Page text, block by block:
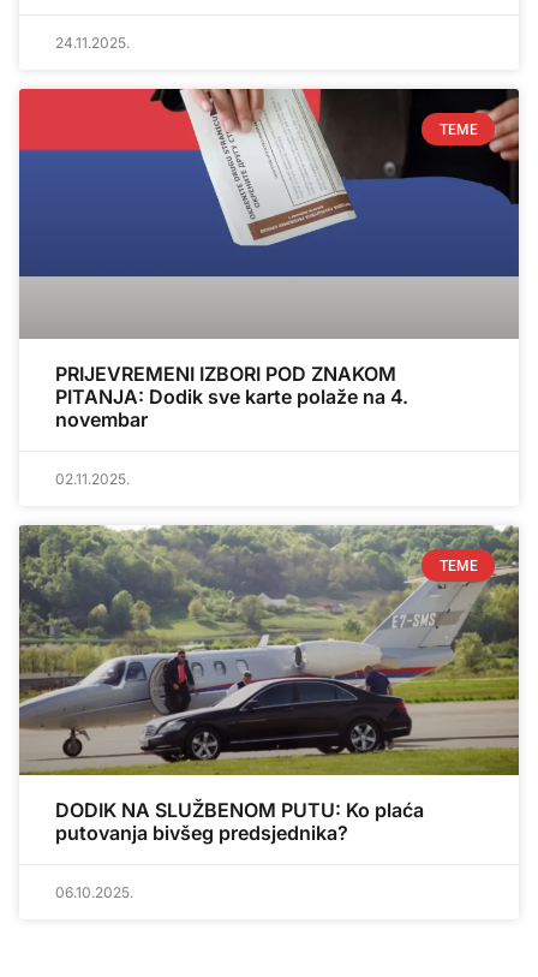
24.11.2025.
TEME
PRIJEVREMENI IZBORI POD ZNAKOM
PITANJA: Dodik sve karte polaže na 4.
novembar
02.11.2025.
TEME
DODIK NA SLUŽBENOM PUTU: Ko plaća
putovanja bivšeg predsjednika?
06.10.2025.